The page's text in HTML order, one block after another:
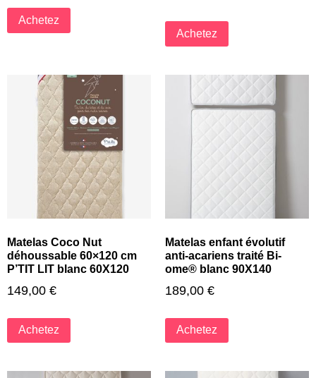
Achetez
Achetez
Matelas Coco Nut
déhoussable 60×120 cm
P’TIT LIT blanc 60X120
149,00 €
Achetez
Matelas enfant évolutif
anti-acariens traité Bi-
ome® blanc 90X140
189,00 €
Achetez